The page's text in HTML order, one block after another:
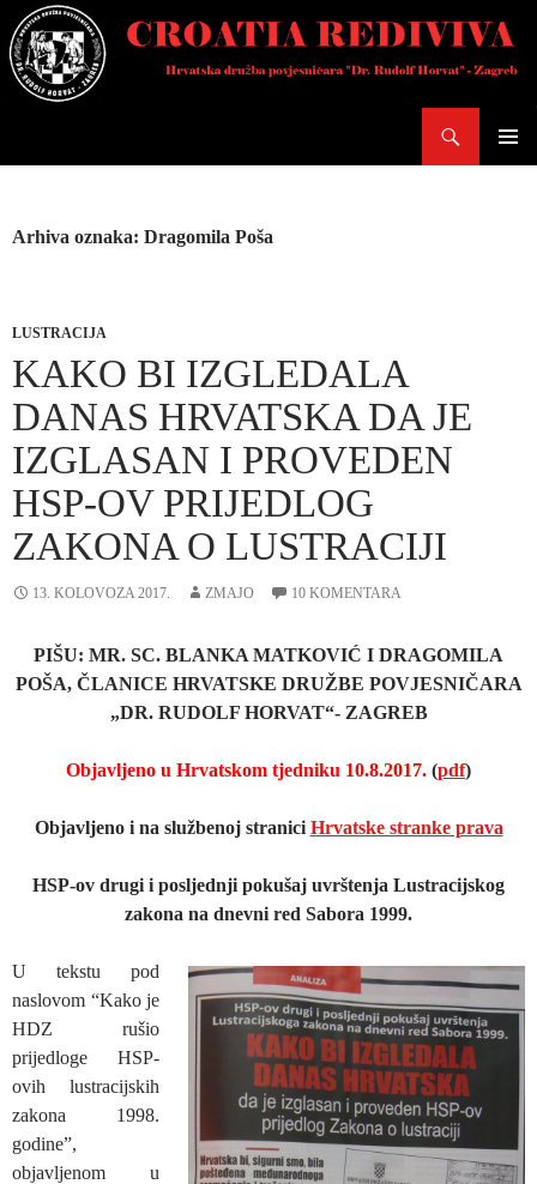
Skoči
do
sadržaja
Arhiva oznaka: Dragomila Poša
LUSTRACIJA
KAKO BI IZGLEDALA
DANAS HRVATSKA DA JE
IZGLASAN I PROVEDEN
HSP-OV PRIJEDLOG
ZAKONA O LUSTRACIJI
13. KOLOVOZA 2017. ZMAJO 10 KOMENTARA
PIŠU: MR. SC. BLANKA MATKOVIĆ I DRAGOMILA
POŠA, ČLANICE HRVATSKE DRUŽBE POVJESNIČARA
„DR. RUDOLF HORVAT“- ZAGREB
Objavljeno u Hrvatskom tjedniku 10.8.2017. (pdf)
Objavljeno i na službenoj stranici Hrvatske stranke prava
HSP-ov drugi i posljednji pokušaj uvrštenja Lustracijskog
zakona na dnevni red Sabora 1999.
U tekstu pod
naslovom “Kako je
HDZ rušio
prijedloge HSP-
ovih lustracijskih
zakona 1998.
godine”,
objavljenom u